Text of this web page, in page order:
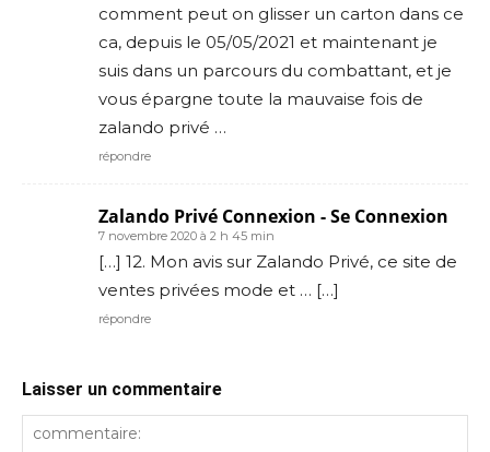
comment peut on glisser un carton dans ce
ca, depuis le 05/05/2021 et maintenant je
suis dans un parcours du combattant, et je
vous épargne toute la mauvaise fois de
zalando privé …
répondre
Zalando Privé Connexion - Se Connexion
7 novembre 2020 à 2 h 45 min
[…] 12. Mon avis sur Zalando Privé, ce site de
ventes privées mode et … […]
répondre
Laisser un commentaire